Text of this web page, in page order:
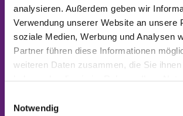
analysieren. Außerdem geben wir
Verwendung unserer Website an unsere
soziale Medien, Werbung und Analysen
Partner führen diese Informationen
weiteren Daten zusammen, die Sie
Notwendig
Transformationsprojekt
Ansprechpartner: Jacob
Rübelandstraße 9b, 12053
gemeindeberatung@kk-